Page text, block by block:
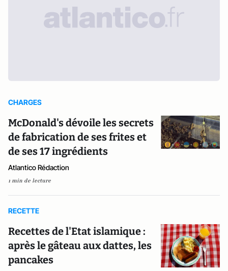
CHARGES
McDonald's dévoile les secrets
de fabrication de ses frites et
de ses 17 ingrédients
Atlantico Rédaction
1 min de lecture
RECETTE
Recettes de l'Etat islamique :
après le gâteau aux dattes, les
pancakes